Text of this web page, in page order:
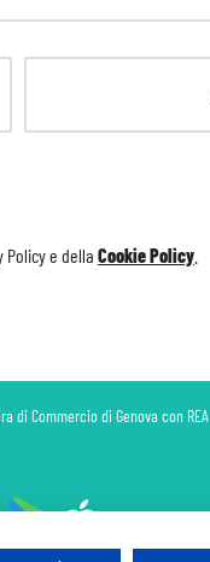
Policye della Cookie Policy
di Commercio di Genova con REA